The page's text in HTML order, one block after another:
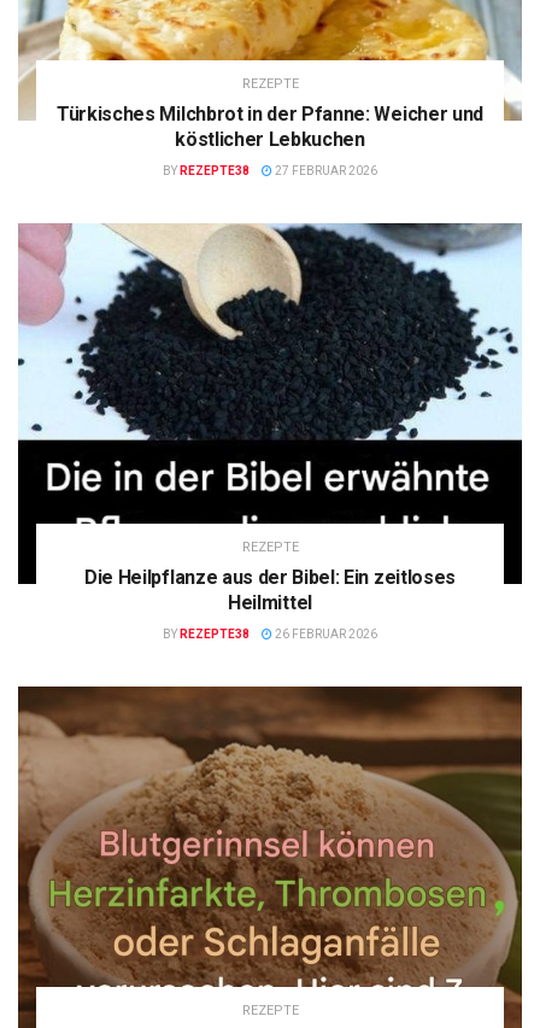
REZEPTE
Türkisches Milchbrot in der Pfanne: Weicher und
köstlicher Lebkuchen
BY REZEPTE38 27 FEBRUAR 2026
REZEPTE
Die Heilpflanze aus der Bibel: Ein zeitloses
Heilmittel
BY REZEPTE38 26 FEBRUAR 2026
REZEPTE